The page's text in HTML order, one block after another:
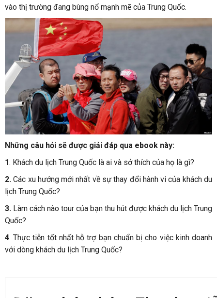
vào thị trường đang bùng nổ mạnh mẽ của Trung Quốc.
Những câu hỏi sẽ được giải đáp qua ebook này:
1. Khách du lịch Trung Quốc là ai và sở thích của họ là gì?
2. Các xu hướng mới nhất về sự thay đổi hành vi của khách du
lịch Trung Quốc?
3. Làm cách nào tour của bạn thu hút được khách du lịch Trung
Quốc?
4. Thực tiễn tốt nhất hỗ trợ bạn chuẩn bị cho việc kinh doanh
với dòng khách du lịch Trung Quốc?